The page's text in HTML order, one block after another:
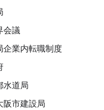
会議
企業内転職制度
水道局
阪市建設局